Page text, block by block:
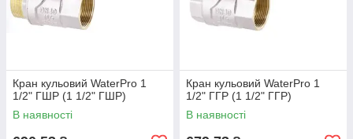
Кран кульовий WaterPro 1
1/2" ГШР (1 1/2" ГШР)
В наявності
Кран кульовий WaterPro 1
1/2" ГГР (1 1/2" ГГР)
В наявності